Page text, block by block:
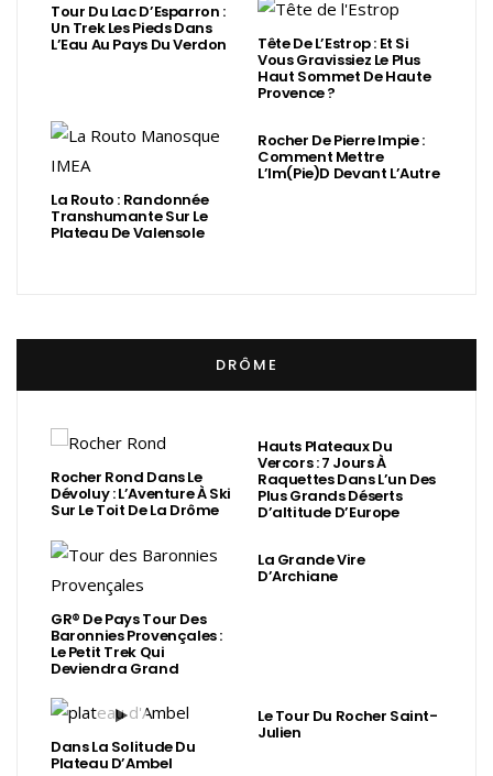
Tour Du Lac D’Esparron :
Un Trek Les Pieds Dans
L’Eau Au Pays Du Verdon Tête De L’Estrop : Et Si
Vous Gravissiez Le Plus
Haut Sommet De Haute
Provence ?
La Routo : Randonnée
Transhumante Sur Le
Plateau De Valensole
Rocher De Pierre Impie :
Comment Mettre
L’Im(Pie)d Devant L’Autre
DRÔME
Rocher Rond Dans Le
Dévoluy : L’Aventure À Ski
Sur Le Toit De La Drôme
Hauts Plateaux Du
Vercors : 7 Jours À
Raquettes Dans L’un Des
Plus Grands Déserts
D’altitude D’Europe
GR® De Pays Tour Des
Baronnies Provençales :
Le Petit Trek Qui
Deviendra Grand
La Grande Vire
D’Archiane
Dans La Solitude Du
Plateau D’Ambel
Le Tour Du Rocher Saint-
Julien